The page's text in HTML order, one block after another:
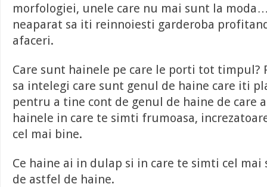
morfologiei, unele care nu mai sunt la
neaparat sa iti reinnoiesti garderoba
afaceri.
Care sunt hainele pe care le porti tot timpul?
sa intelegi care sunt genul de haine care iti
pentru a tine cont de genul de haine de care
hainele in care te simti frumoasa,
cel mai bine.
Ce haine ai in dulap si in care te simti cel mai
de astfel de haine.